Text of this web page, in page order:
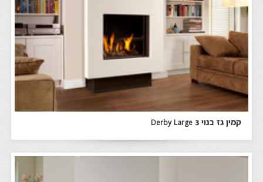
קמין גז בנוי Derby Large 3